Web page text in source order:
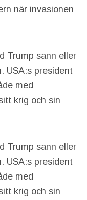
när invasionen
Trump sann eller
USA:s president
med
krig och sin
Trump sann eller
USA:s president
med
krig och sin